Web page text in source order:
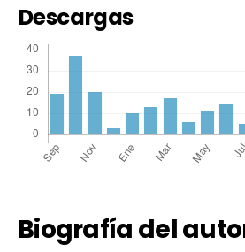
Descargas
Biografía del